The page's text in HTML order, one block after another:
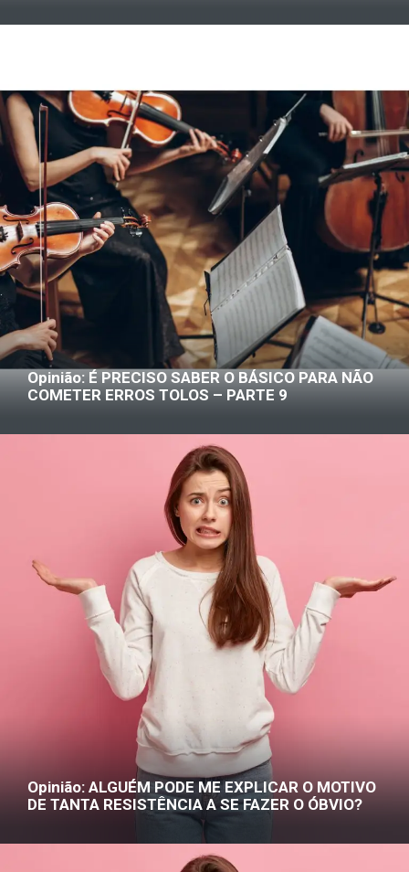
Opinião: É PRECISO SABER O BÁSICO PARA NÃO
COMETER ERROS TOLOS – PARTE 9
Opinião: ALGUÉM PODE ME EXPLICAR O MOTIVO
DE TANTA RESISTÊNCIA A SE FAZER O ÓBVIO?